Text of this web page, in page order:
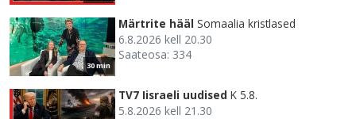
30 min
Märtrite hääl Somaalia kristlased
6.8.2026 kell 20.30
Saateosa: 334
TV7 Iisraeli uudised K 5.8.
5.8.2026 kell 21.30